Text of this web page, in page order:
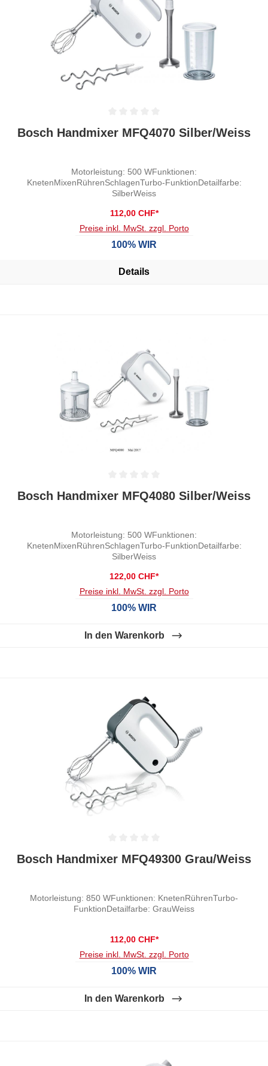
Durchschnittliche Bewertung von 0 von 5 Sternen
Bosch Handmixer MFQ4070 Silber/Weiss
Motorleistung: 500 WFunktionen:
KnetenMixenRührenSchlagenTurbo-FunktionDetailfarbe:
SilberWeiss
112,00 CHF*
Preise inkl. MwSt. zzgl. Porto
100% WIR
Details
Durchschnittliche Bewertung von 0 von 5 Sternen
Bosch Handmixer MFQ4080 Silber/Weiss
Motorleistung: 500 WFunktionen:
KnetenMixenRührenSchlagenTurbo-FunktionDetailfarbe:
SilberWeiss
122,00 CHF*
Preise inkl. MwSt. zzgl. Porto
100% WIR
In den Warenkorb
Durchschnittliche Bewertung von 0 von 5 Sternen
Bosch Handmixer MFQ49300 Grau/Weiss
Motorleistung: 850 WFunktionen: KnetenRührenTurbo-
FunktionDetailfarbe: GrauWeiss
112,00 CHF*
Preise inkl. MwSt. zzgl. Porto
100% WIR
In den Warenkorb